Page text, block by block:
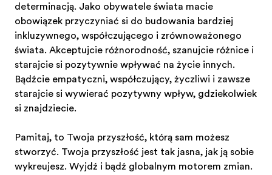
determinacją. Jako obywatele świata macie
obowiązek przyczyniać się do budowania bardziej
inkluzywnego, współczującego i zrównoważonego
świata. Akceptujcie różnorodność, szanujcie różnice i
starajcie się pozytywnie wpływać na życie innych.
Bądźcie empatyczni, współczujący, życzliwi i zawsze
starajcie się wywierać pozytywny wpływ, gdziekolwiek
się znajdziecie.
Pamiętaj, to Twoja przyszłość, którą sam możesz
stworzyć. Twoja przyszłość jest tak jasna, jak ją sobie
wykreujesz. Wyjdź i bądź globalnym motorem zmian.